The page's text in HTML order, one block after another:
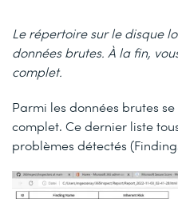
Le répertoire sur le disque
données brutes. À la fin,
complet.
Parmi les données brutes
complet. Ce dernier liste
problèmes détectés